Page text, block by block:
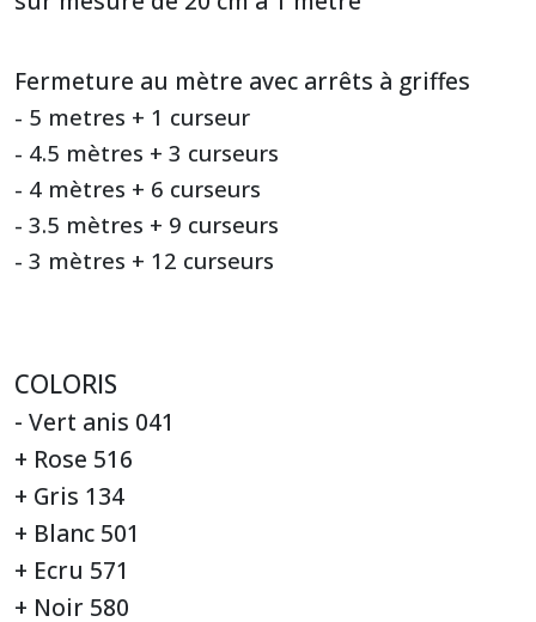
Fermeture au mètre avec arrêts à griffes
- 5 metres + 1 curseur
- 4.5 mètres + 3 curseurs
- 4 mètres + 6 curseurs
- 3.5 mètres + 9 curseurs
- 3 mètres + 12 curseurs
COLORIS
- Vert anis 041
+ Rose 516
+ Gris 134
+ Blanc 501
+ Ecru 571
+ Noir 580